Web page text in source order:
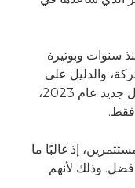
سنوات وبوتيرة
والدليل على
صندوق استثمار متداول جديد عام 2023،
فقط.
إذ غالبًا ما
وذلك لأنهم